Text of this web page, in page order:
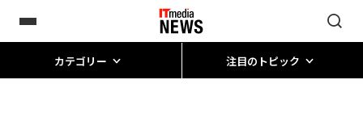
カテゴリー 注目のトピック